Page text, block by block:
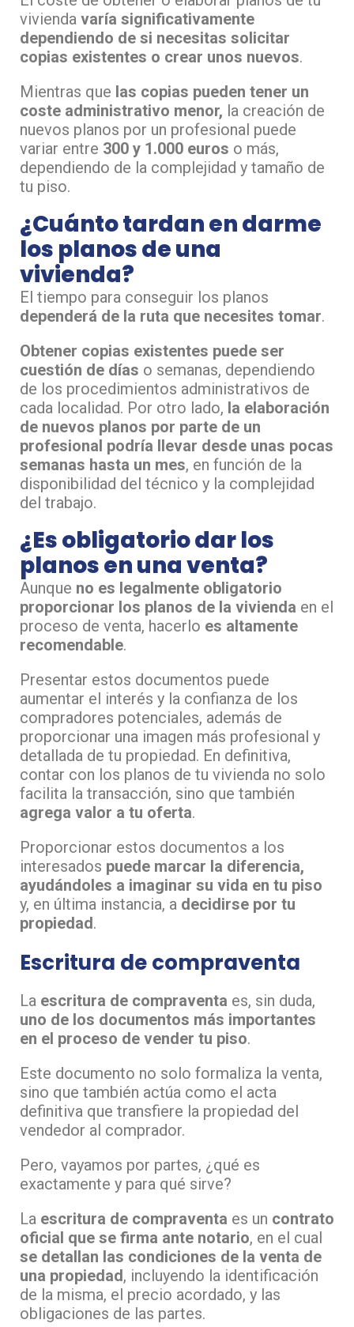
vivienda varía significativamente
dependiendo de si necesitas solicitar
copias existentes o crear unos nuevos.
Mientras que las copias pueden tener un
coste administrativo menor, la creación de
nuevos planos por un profesional puede
variar entre 300 y 1.000 euros o más,
dependiendo de la complejidad y tamaño de
tu piso.
¿Cuánto tardan en darme
los planos de una
vivienda?
El tiempo para conseguir los planos
dependerá de la ruta que necesites tomar.
Obtener copias existentes puede ser
cuestión de días o semanas, dependiendo
de los procedimientos administrativos de
cada localidad. Por otro lado, la elaboración
de nuevos planos por parte de un
profesional podría llevar desde unas pocas
semanas hasta un mes, en función de la
disponibilidad del técnico y la complejidad
del trabajo.
¿Es obligatorio dar los
planos en una venta?
Aunque no es legalmente obligatorio
proporcionar los planos de la vivienda en el
proceso de venta, hacerlo es altamente
recomendable.
Presentar estos documentos puede
aumentar el interés y la confianza de los
compradores potenciales, además de
proporcionar una imagen más profesional y
detallada de tu propiedad. En definitiva,
contar con los planos de tu vivienda no solo
facilita la transacción, sino que también
agrega valor a tu oferta.
Proporcionar estos documentos a los
interesados puede marcar la diferencia,
ayudándoles a imaginar su vida en tu piso
y, en última instancia, a decidirse por tu
propiedad.
Escritura de compraventa
La escritura de compraventa es, sin duda,
uno de los documentos más importantes
en el proceso de vender tu piso.
Este documento no solo formaliza la venta,
sino que también actúa como el acta
definitiva que transfiere la propiedad del
vendedor al comprador.
Pero, vayamos por partes, ¿qué es
exactamente y para qué sirve?
La escritura de compraventa es un contrato
oficial que se firma ante notario, en el cual
se detallan las condiciones de la venta de
una propiedad, incluyendo la identificación
de la misma, el precio acordado, y las
obligaciones de las partes.